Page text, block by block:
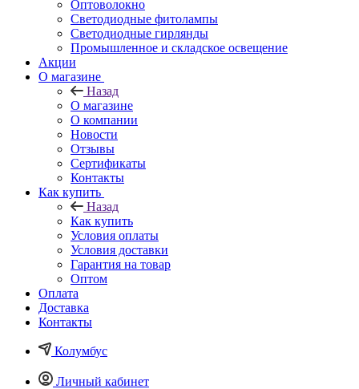
Оптоволокно
Светодиодные фитолампы
Светодиодные гирлянды
Промышленное и складское освещение
Акции
О магазине
Назад
О магазине
О компании
Новости
Отзывы
Сертификаты
Контакты
Как купить
Назад
Как купить
Условия оплаты
Условия доставки
Гарантия на товар
Оптом
Оплата
Доставка
Контакты
Колумбус
Личный кабинет